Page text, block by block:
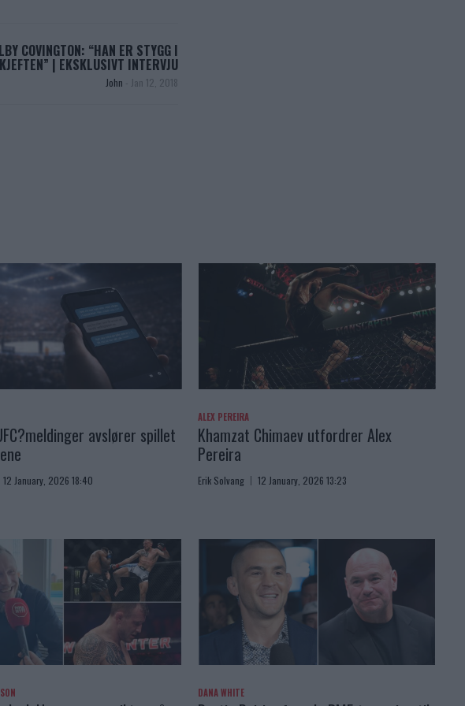
COVINGTON: “HAN ER STYGG I
KJEFTEN” | EKSKLUSIVT INTERVJU
John - Jan 12, 2018
avslører spillet
12 January, 2026 18:40
ALEX PEREIRA
Khamzat Chimaev utfordrer Alex
Pereira
Erik Solvang 12 January, 2026 13:23
DANA WHITE